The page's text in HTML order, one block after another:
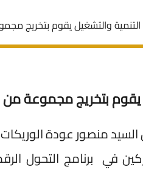
والتشغيل يقوم بتخريج
بتخريج مجموعة من
منصور عودة الوريكات
في برنامج التحول